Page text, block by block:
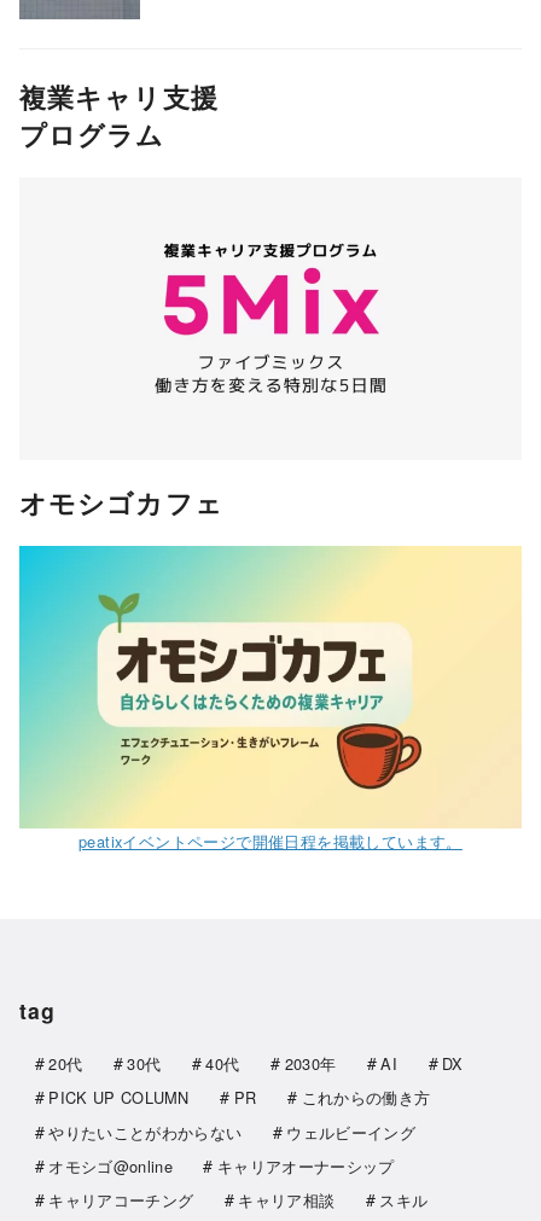
複業キャリ支援
プログラム
オモシゴカフェ
peatixイベントページで開催日程を掲載しています。
tag
20代 30代 40代 2030年 AI
DX
PICK UP COLUMN
PR
これからの働き方
やりたいことがわからない
ウェルビーイング
オモシゴ@online
キャリアオーナーシップ
キャリアコーチング
キャリア相談
スキル